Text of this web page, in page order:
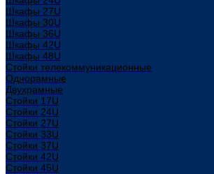
Шкафы 27U
Шкафы 30U
Шкафы 36U
Шкафы 42U
Шкафы 48U
Стойки телекоммуникационные
Однорамные
Двухрамные
Стойки 17U
Стойки 24U
Стойки 27U
Стойки 33U
Стойки 37U
Стойки 42U
Стойки 45U